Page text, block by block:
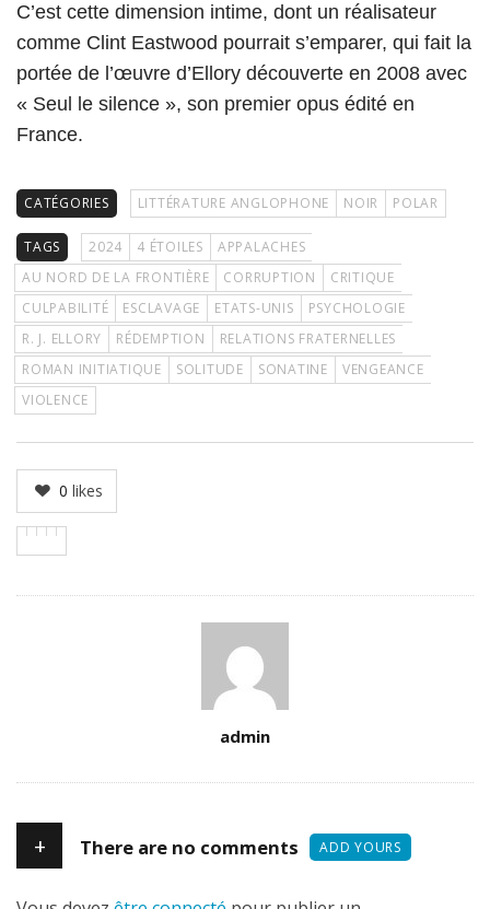
C’est cette dimension intime, dont un réalisateur
comme Clint Eastwood pourrait s’emparer, qui fait la
portée de l’œuvre d’Ellory découverte en 2008 avec
« Seul le silence », son premier opus édité en
France.
CATÉGORIES LITTÉRATURE ANGLOPHONE NOIR POLAR
TAGS 2024 4 ÉTOILES
APPALACHES
AU NORD DE LA FRONTIÈRE
CORRUPTION
CRITIQUE
CULPABILITÉ
ESCLAVAGE ETATS-UNIS
PSYCHOLOGIE
R. J. ELLORY
RÉDEMPTION
RELATIONS FRATERNELLES
ROMAN INITIATIQUE
SOLITUDE SONATINE
VENGEANCE
VIOLENCE
0 likes
admin
+ There are no comments ADD YOURS